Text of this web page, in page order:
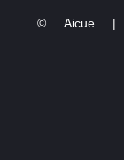
© Aicue |